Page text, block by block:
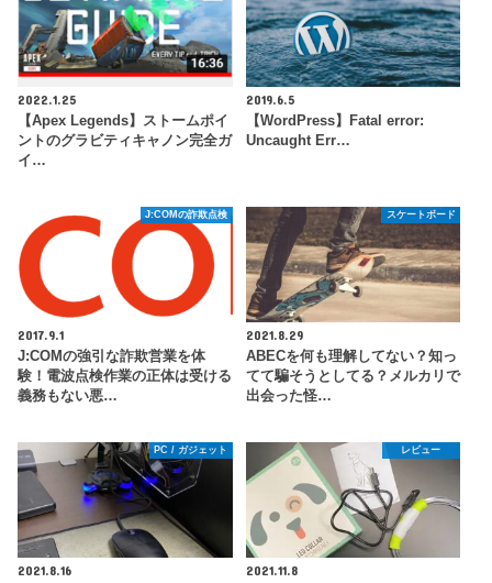
2022.1.25
【Apex Legends】ストームポイ
ントのグラビティキャノン完全ガ
イ…
2019.6.5
【WordPress】Fatal error:
Uncaught Err…
J:COMの詐欺点検
2017.9.1
J:COMの強引な詐欺営業を体
験！電波点検作業の正体は受ける
義務もない悪…
スケートボード
2021.8.29
ABECを何も理解してない？知っ
てて騙そうとしてる？メルカリで
出会った怪…
PC / ガジェット
2021.8.16
レビュー
2021.11.8